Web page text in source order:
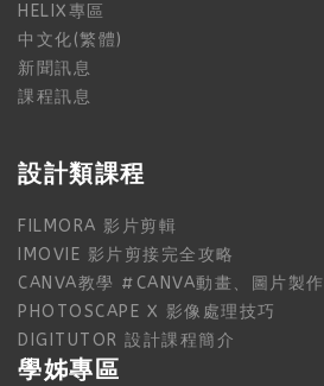
HELIX專區
中文化(繁體)
新聞訊息
課程訊息
設計類課程
FILMORA 影片剪輯
IMOVIE 影片剪接完全攻略
CANVA教學 #CANVA動畫、圖片製作
PHOTOSCAPE X 影像處理技巧
DIGITUTOR 設計課程簡介
學姊專區